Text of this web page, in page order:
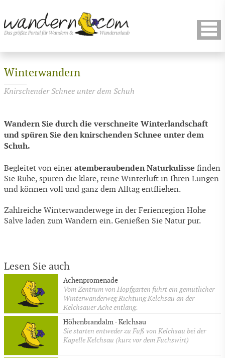
Winterwandern
Knirschender Schnee unter dem Schuh
Wandern Sie durch die verschneite Winterlandschaft
und spüren Sie den knirschenden Schnee unter dem
Schuh.
Begleitet von einer atemberaubenden Naturkulisse finden
Sie Ruhe, spüren die klare, reine Winterluft in Ihren Lungen
und können voll und ganz dem Alltag entfliehen.
Zahlreiche Winterwanderwege in der Ferienregion Hohe
Salve laden zum Wandern ein. Genießen Sie Natur pur.
Lesen Sie auch
Achenpromenade
Vom Zentrum von Hopfgarten führt ein gemütlicher
Winterwanderweg Richtung Kelchsau an der
Kelchsauer Ache entlang.
Höhenbrandalm - Kelchsau
Sie starten entweder zu Fuß von Kelchsau bei der
Kapelle Kelchsau (kurz vor dem Fuchswirt)